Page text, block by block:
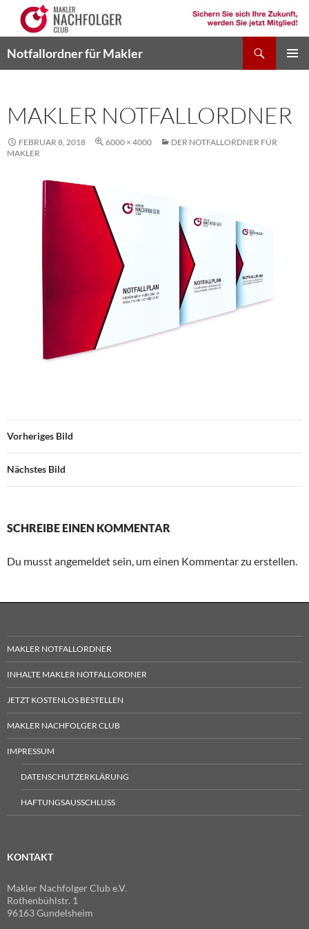
Inhalt
springen
Notfallordner für Makler
MAKLER NOTFALLORDNER
FEBRUAR 8, 2018 6000 × 4000
DER NOTFALLORDNER FÜR
MAKLER
Vorheriges Bild
Nächstes Bild
SCHREIBE EINEN KOMMENTAR
Du musst angemeldet sein, um einen Kommentar zu erstellen.
MAKLER NOTFALLORDNER
INHALTE MAKLER NOTFALLORDNER
JETZT KOSTENLOS BESTELLEN
MAKLER NACHFOLGER CLUB
IMPRESSUM
DATENSCHUTZERKLÄRUNG
HAFTUNGSAUSSCHLUSS
KONTAKT
Makler Nachfolger Club e.V.
Rothenbühlstr. 1
96163 Gundelsheim